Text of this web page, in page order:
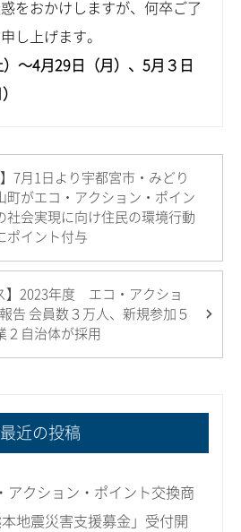
をおかけしますが、何卒ご了
し上げます。
～4月29日（月）、5月３日
7月1日より宇都宮市・みどり
町がエコ・アクション・ポイン
会実現に向け住民の環境行動
ポイント付与
】2023年度 エコ・アクショ
告 会員数３万人、新規参加５
２自治体が採用
最近の投稿
アクション・ポイント交換商
地震災害支援募金」受付開